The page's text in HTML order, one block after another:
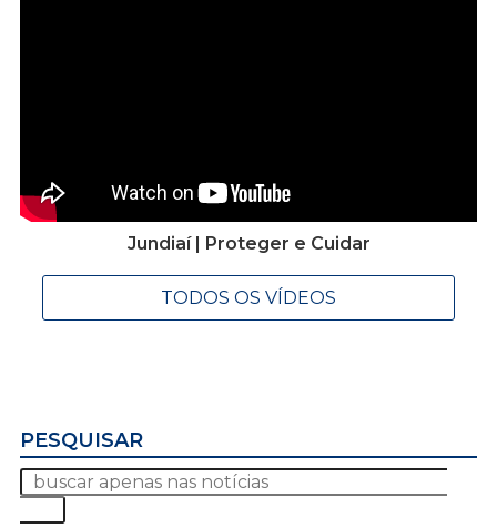
Jundiaí | Proteger e Cuidar
TODOS OS VÍDEOS
PESQUISAR